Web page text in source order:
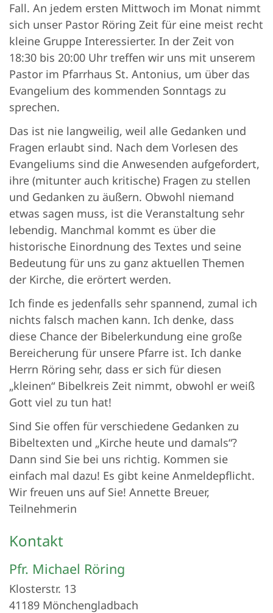
Fall. An jedem ersten Mittwoch im Monat nimmt
sich unser Pastor Röring Zeit für eine meist recht
kleine Gruppe Interessierter. In der Zeit von
18:30 bis 20:00 Uhr treffen wir uns mit unserem
Pastor im Pfarrhaus St. Antonius, um über das
Evangelium des kommenden Sonntags zu
sprechen.
Das ist nie langweilig, weil alle Gedanken und
Fragen erlaubt sind. Nach dem Vorlesen des
Evangeliums sind die Anwesenden aufgefordert,
ihre (mitunter auch kritische) Fragen zu stellen
und Gedanken zu äußern. Obwohl niemand
etwas sagen muss, ist die Veranstaltung sehr
lebendig. Manchmal kommt es über die
historische Einordnung des Textes und seine
Bedeutung für uns zu ganz aktuellen Themen
der Kirche, die erörtert werden.
Ich finde es jedenfalls sehr spannend, zumal ich
nichts falsch machen kann. Ich denke, dass
diese Chance der Bibelerkundung eine große
Bereicherung für unsere Pfarre ist. Ich danke
Herrn Röring sehr, dass er sich für diesen
„kleinen“ Bibelkreis Zeit nimmt, obwohl er weiß
Gott viel zu tun hat!
Sind Sie offen für verschiedene Gedanken zu
Bibeltexten und „Kirche heute und damals“?
Dann sind Sie bei uns richtig. Kommen sie
einfach mal dazu! Es gibt keine Anmeldepflicht.
Wir freuen uns auf Sie! Annette Breuer,
Teilnehmerin
Kontakt
Pfr. Michael Röring
Klosterstr. 13
41189 Mönchengladbach